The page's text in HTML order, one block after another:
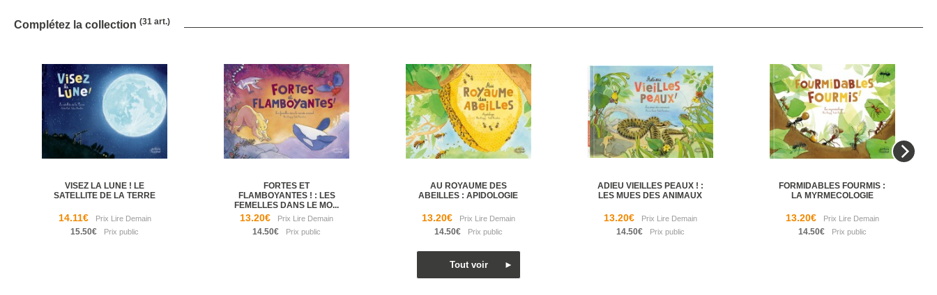
Complétez la collection (31 art.)
VISEZ LA LUNE ! LE
SATELLITE DE LA TERRE
14.11€
15.50€
FORTES ET
FLAMBOYANTES ! : LES
FEMELLES DANS LE MO...
13.20€
14.50€
AU ROYAUME DES
ABEILLES : APIDOLOGIE
13.20€
14.50€
ADIEU VIEILLES PEAUX ! :
LES MUES DES ANIMAUX
13.20€
14.50€
FORMIDABLES FOURMIS :
LA MYRMECOLOGIE
13.20€
14.50€